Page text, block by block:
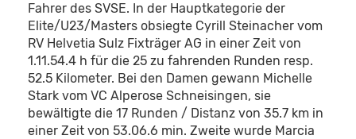
Fahrer des SVSE. In der Hauptkategorie der
Elite/U23/Masters obsiegte Cyrill Steinacher vom
RV Helvetia Sulz Fixträger AG in einer Zeit von
1.11.54.4 h für die 25 zu fahrenden Runden resp.
52.5 Kilometer. Bei den Damen gewann Michelle
Stark vom VC Alperose Schneisingen, sie
bewältigte die 17 Runden / Distanz von 35.7 km in
einer Zeit von 53.06.6 min. Zweite wurde Marcia